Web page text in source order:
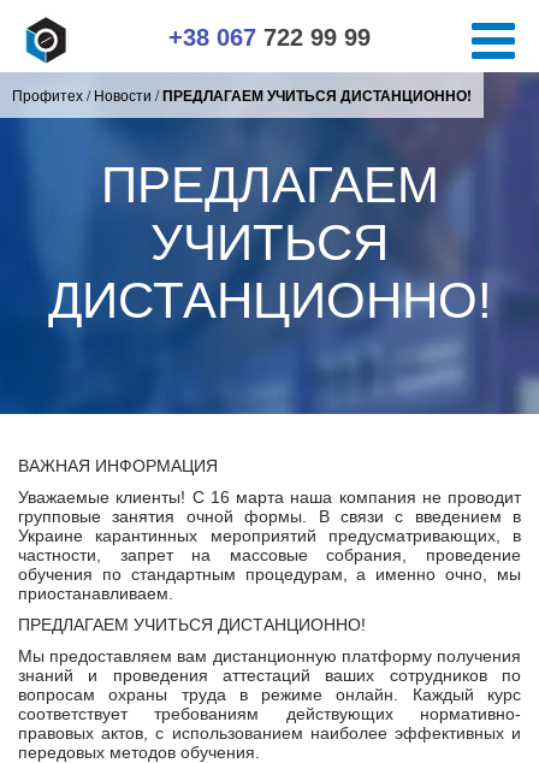
+38 067722 99 99
Профитех/Новости /ПРЕДЛАГАЕМ УЧИТЬСЯ ДИСТАНЦИОННО!
ПРЕДЛАГАЕМ
УЧИТЬСЯ
ДИСТАНЦИОННО!
ВАЖНАЯ ИНФОРМАЦИЯ
Уважаемые клиенты! С 16 марта наша компания не проводит
групповые занятия очной формы. В связи с введением в
Украине карантинных мероприятий предусматривающих, в
частности, запрет на массовые собрания, проведение
обучения по стандартным процедурам, а именно очно, мы
приостанавливаем.
ПРЕДЛАГАЕМ УЧИТЬСЯ ДИСТАНЦИОННО!
Мы предоставляем вам дистанционную платформу получения
знаний и проведения аттестаций ваших сотрудников по
вопросам охраны труда в режиме онлайн. Каждый курс
соответствует требованиям действующих нормативно-
правовых актов, с использованием наиболее эффективных и
передовых методов обучения.